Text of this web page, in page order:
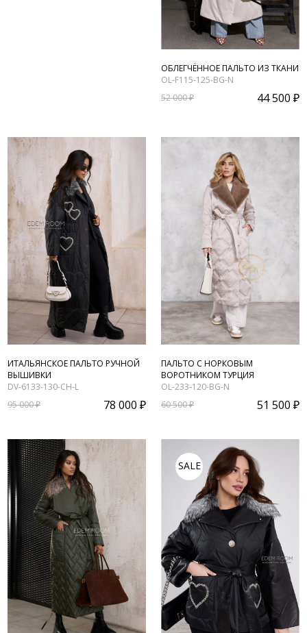
ОБЛЕГЧЁННОЕ ПАЛЬТО ИЗ ТКАНИ
OL-F115-125-BG-N
52 000 ₽
44 500 ₽
ИТАЛЬЯНСКОЕ ПАЛЬТО РУЧНОЙ
ВЫШИВКИ
DV-6133-130-CH-L
95 000 ₽
78 000 ₽
ПАЛЬТО С НОРКОВЫМ
ВОРОТНИКОМ ТУРЦИЯ
OL-233-120-BG-N
60 500 ₽
51 500 ₽
SALE